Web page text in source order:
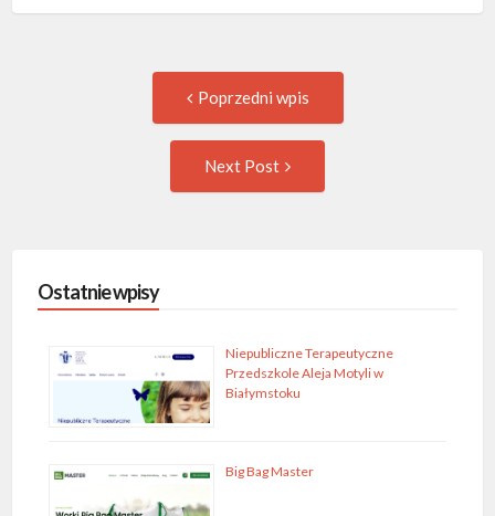
navigation
Poprzedni wpis
Next Post
Ostatnie wpisy
Niepubliczne Terapeutyczne
Przedszkole Aleja Motyli w
Białymstoku
Big Bag Master